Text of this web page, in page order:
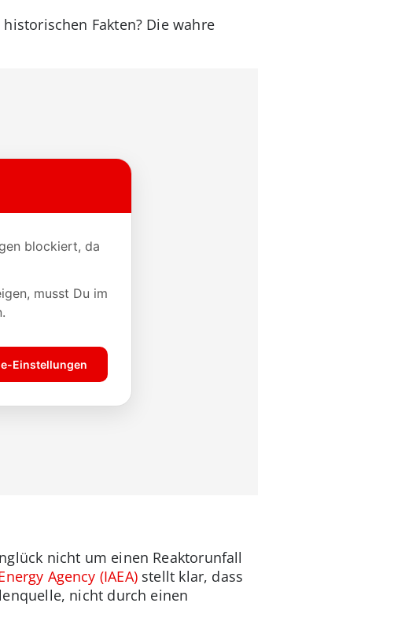
Fakten? Die wahre
nicht um einen Reaktorunfall
Agency (IAEA)stellt klar, dass
nicht durch einen